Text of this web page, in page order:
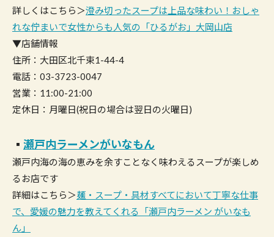
詳しくはこちら＞澄み切ったスープは上品な味わい！おしゃ
れな佇まいで女性からも人気の「ひるがお」大岡山店
▼店舗情報
住所：大田区北千束1-44-4
電話：03-3723-0047
営業：11:00-21:00
定休日：月曜日(祝日の場合は翌日の火曜日)
▪︎ 瀬戸内ラーメンがいなもん
瀬戸内海の海の恵みを余すことなく味わえるスープが楽しめ
るお店です
詳細はこちら＞麺・スープ・具材すべてにおいて丁寧な仕事
で、愛媛の魅力を教えてくれる「瀬戸内ラーメン がいなも
ん」